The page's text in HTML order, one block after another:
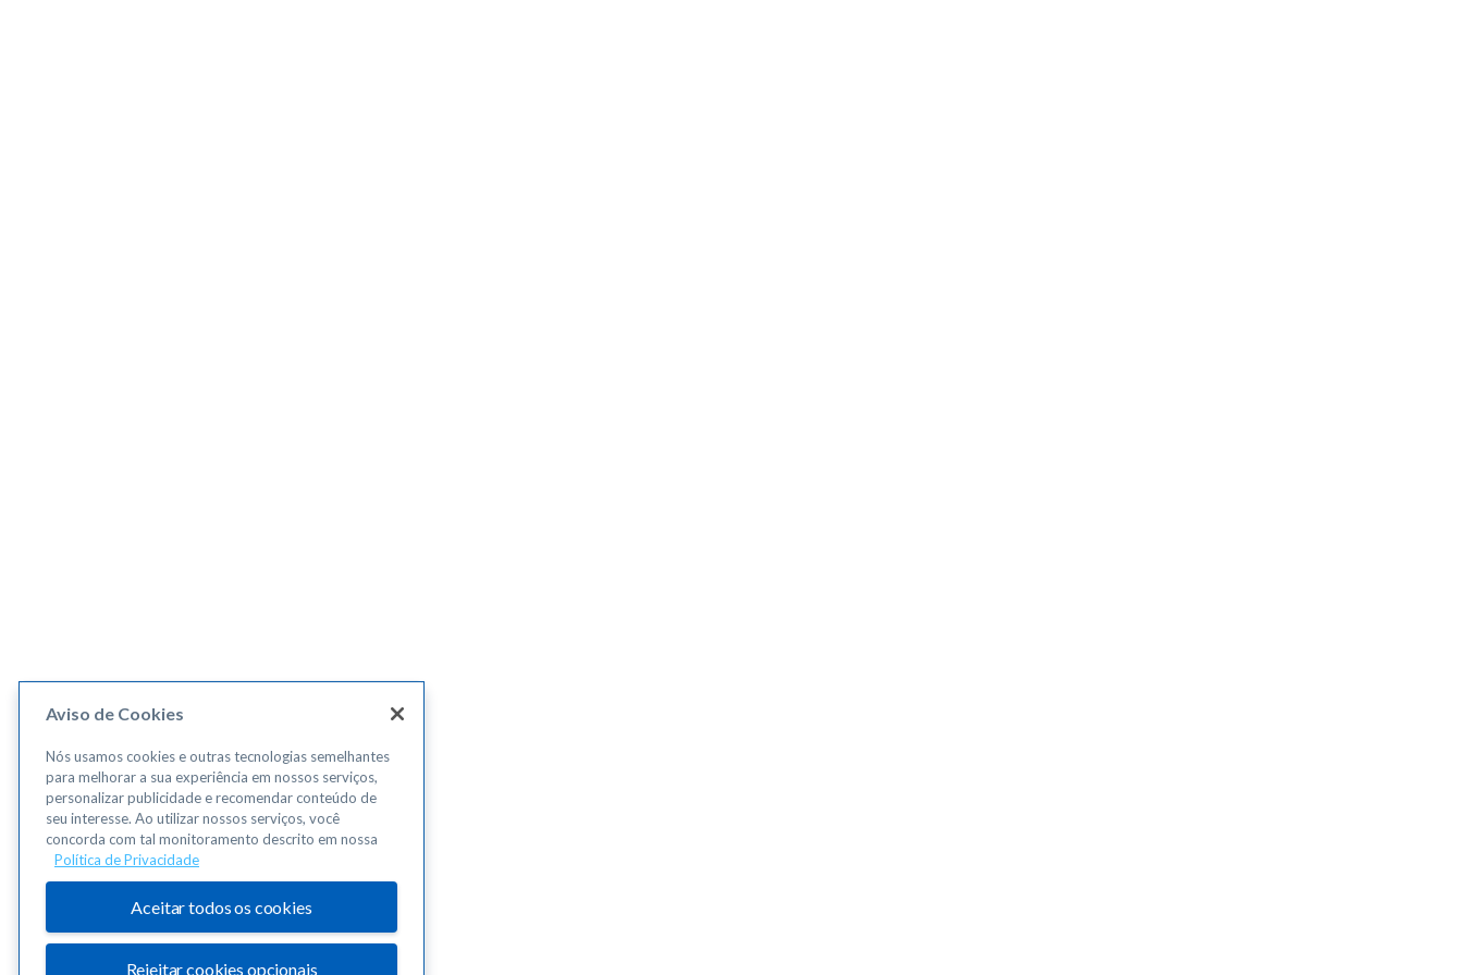
Aviso de Cookies
Nós usamos cookies e outras tecnologias semelhantes
para melhorar a sua experiência em nossos serviços,
personalizar publicidade e recomendar conteúdo de
seu interesse. Ao utilizar nossos serviços, você
concorda com tal monitoramento descrito em nossa
Política de Privacidade
Aceitar todos os cookies
Rejeitar cookies opcionais